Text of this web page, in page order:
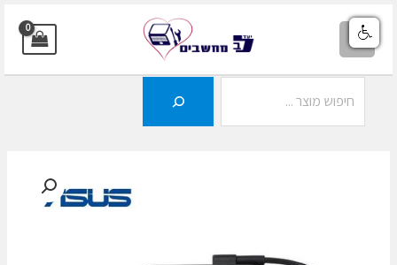
דילוג
לתוכן
MAIN